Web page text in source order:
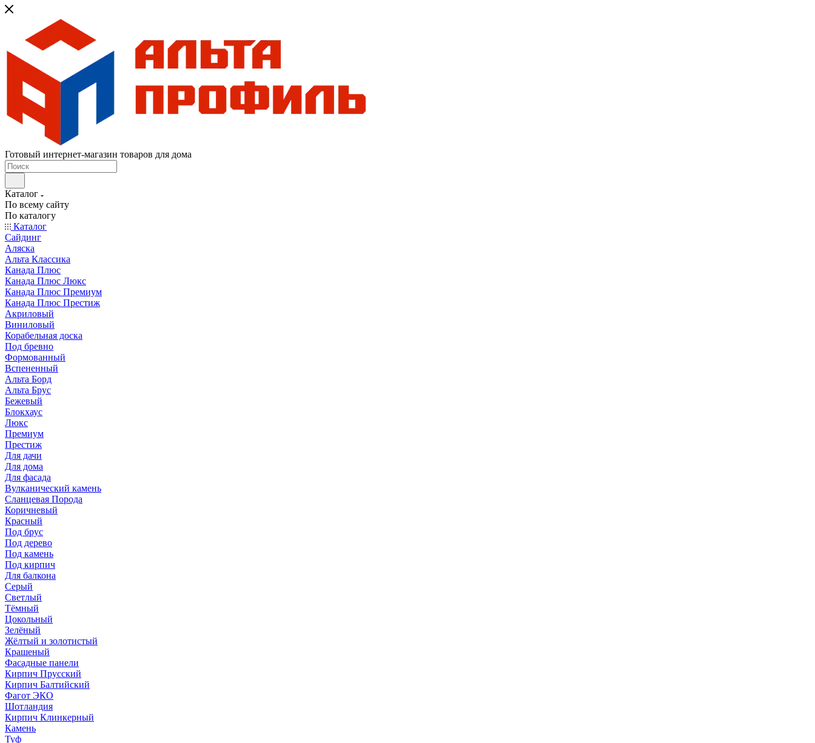
Готовый интернет-магазин товаров для дома
Каталог
По всему сайту
По каталогу
Каталог
Сайдинг
Аляска
Альта Классика
Канада Плюс
Канада Плюс Люкс
Канада Плюс Премиум
Канада Плюс Престиж
Акриловый
Виниловый
Корабельная доска
Под бревно
Формованный
Вспененный
Альта Борд
Альта Брус
Бежевый
Блокхаус
Люкс
Премиум
Престиж
Для дачи
Для дома
Для фасада
Вулканический камень
Сланцевая Порода
Коричневый
Красный
Под брус
Под дерево
Под камень
Под кирпич
Для балкона
Серый
Светлый
Тёмный
Цокольный
Зелёный
Жёлтый и золотистый
Крашеный
Фасадные панели
Кирпич Прусский
Кирпич Балтийский
Фагот ЭКО
Шотландия
Кирпич Клинкерный
Камень
Туф